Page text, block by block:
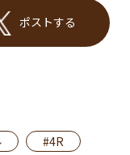
ポストする
#4R